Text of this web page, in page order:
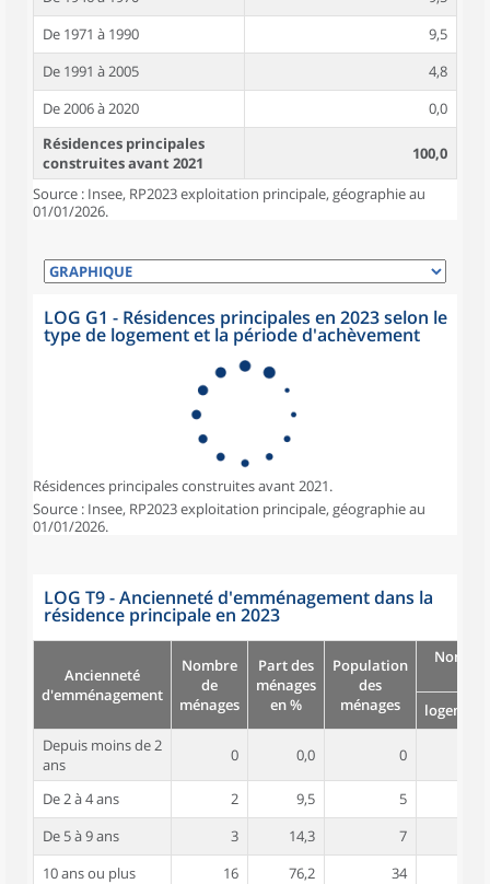
De 1971 à 1990
9,5
De 1991 à 2005
4,8
De 2006 à 2020
0,0
Résidences principales
construites avant 2021
100,0
Source : Insee, RP2023 exploitation principale, géographie au
01/01/2026.
LOG G1 - Résidences principales en 2023 selon le
type de logement et la période d'achèvement
Résidences principales construites avant 2021.
Source : Insee, RP2023 exploitation principale, géographie au
01/01/2026.
LOG T9 - Ancienneté d'emménagement dans la
résidence principale en 2023
Ancienneté
d'emménagement
Nombre
de
ménages
Part des
ménages
en %
Population
des
ménages
logement
Depuis moins de 2
ans
0 0,0 0
De 2 à 4 ans 2 9,5 5
De 5 à 9 ans
3 14,3 7
10 ans ou plus
16 76,2 34